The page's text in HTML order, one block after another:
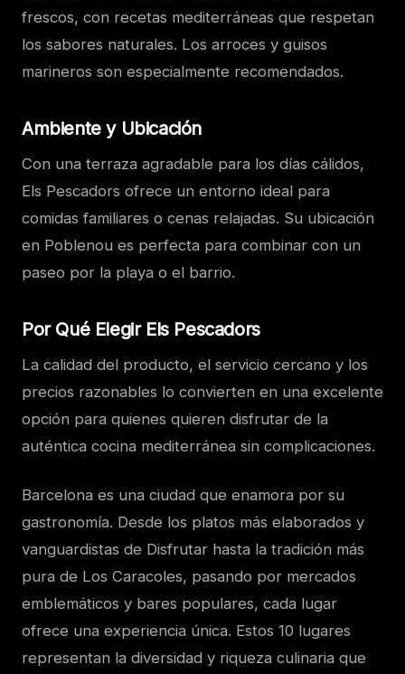
frescos, con recetas mediterráneas que respetan
los sabores naturales. Los arroces y guisos
marineros son especialmente recomendados.
Ambiente y Ubicación
Con una terraza agradable para los días cálidos,
Els Pescadors ofrece un entorno ideal para
comidas familiares o cenas relajadas. Su ubicación
en Poblenou es perfecta para combinar con un
paseo por la playa o el barrio.
Por Qué Elegir Els Pescadors
La calidad del producto, el servicio cercano y los
precios razonables lo convierten en una excelente
opción para quienes quieren disfrutar de la
auténtica cocina mediterránea sin complicaciones.
Barcelona es una ciudad que enamora por su
gastronomía. Desde los platos más elaborados y
vanguardistas de Disfrutar hasta la tradición más
pura de Los Caracoles, pasando por mercados
emblemáticos y bares populares, cada lugar
ofrece una experiencia única. Estos 10 lugares
representan la diversidad y riqueza culinaria que